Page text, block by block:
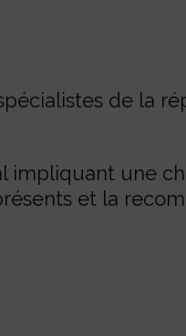
de la
impliquant une
et la